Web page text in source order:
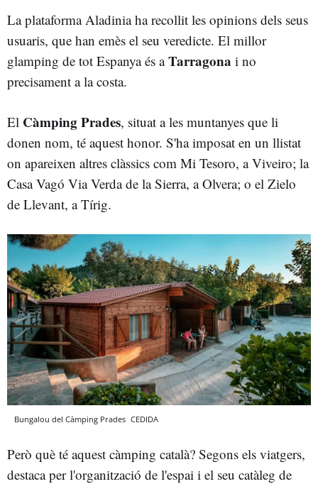
La plataforma Aladinia ha recollit les opinions dels seus
usuaris, que han emès el seu veredicte. El millor
glamping de tot Espanya és aTarragona i no
precisament a la costa.
El Càmping Prades, situat a les muntanyes que li
donen nom, té aquest honor. S'ha imposat en un llistat
on apareixen altres clàssics com Mi Tesoro, a Viveiro; la
Casa Vagó Via Verda de la Sierra, a Olvera; o el Zielo
de Llevant, a Tírig.
Bungalou del Càmping Prades CEDIDA
Però què té aquest càmping català? Segons els viatgers,
destaca per l'organització de l'espai i el seu catàleg de